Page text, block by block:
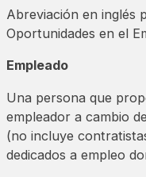
Abreviación en inglés
Oportunidades en el
Empleado
Una persona que
empleador a cambio
(no incluye
dedicados a empleo